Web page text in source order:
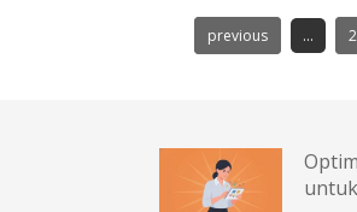
previous ... 2